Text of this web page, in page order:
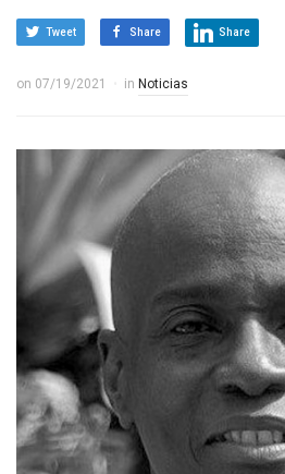
Tweet Share Share
on 07/19/2021 in Noticias